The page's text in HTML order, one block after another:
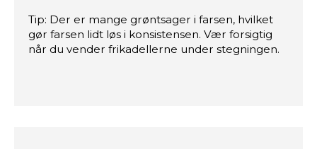
Tip: Der er mange grøntsager i farsen, hvilket
gør farsen lidt løs i konsistensen. Vær forsigtig
når du vender frikadellerne under stegningen.